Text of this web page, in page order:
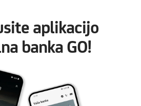
aplikacijo
banka GO!